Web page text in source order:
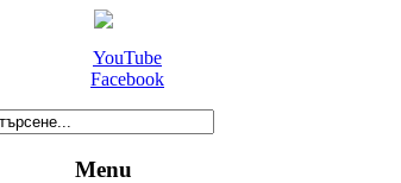
YouTube
Facebook
Menu